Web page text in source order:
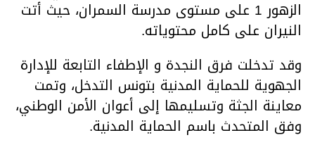
الزهور 1 على مستوى مدرسة السمران، حيث أتت
النيران على كامل محتوياته.
وقد تدخلت فرق النجدة و الإطفاء التابعة للإدارة
الجهوية للحماية المدنية بتونس التدخل، وتمت
معاينة الجثة وتسليمها إلى أعوان الأمن الوطني،
وفق المتحدث باسم الحماية المدنية.